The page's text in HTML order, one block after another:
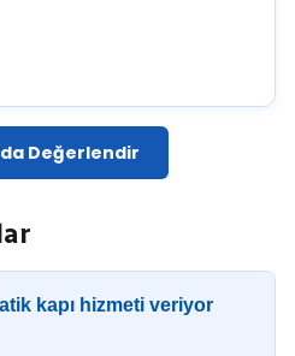
Değerlendir
kapı hizmeti veriyor